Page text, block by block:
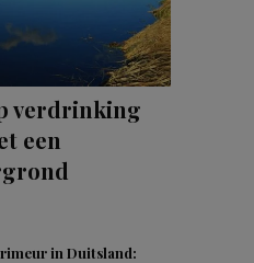
verdrinking
een
in Duitsland: